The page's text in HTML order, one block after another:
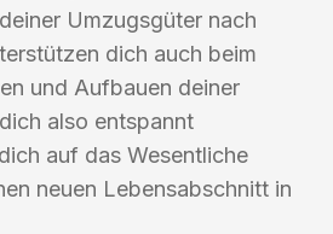
Umzugsgüter nach
dich auch beim
und Aufbauen deiner
also entspannt
auf das Wesentliche
neuen Lebensabschnitt in